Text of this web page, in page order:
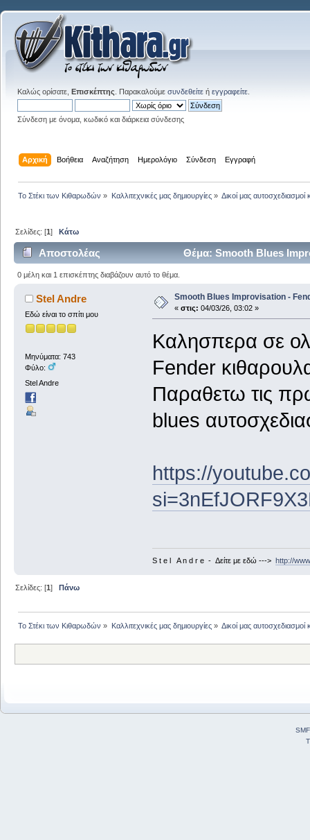
Καλώς ορίσατε, Επισκέπτης . Παρακαλούμε συνδεθείτε ή εγγραφείτε
Σύνδεση με όνομα, κωδικό και διάρκεια σύνδεσης
Αρχική Βοήθεια Αναζήτηση Ημερολόγιο Σύνδεση Εγγραφή
Το Στέκι των Κιθαρωδών » Καλλιτεχνικές μας δημιουργίες» Δικοί μας αυτοσχεδιασμοί
Σελίδες: [1]Κάτω
Αποστολέας Θέμα: Smooth Blues
0 μέλη και 1 επισκέπτης διαβάζουν αυτό το θέμα.
Stel Andre
Εδώ είναι το σπίτι μου
Μηνύματα: 743
Φύλο:
Stel Andre
Smooth Blues Improvisation -
« στις: 04/03/26, 03:02 »
Καλησπερα σε
Fender
Παραθετω τις
blues
https://
S t e l A n d r e - Δείτε με εδώ ---> http://
Σελίδες: [1] Πάνω
Το Στέκι των Κιθαρωδών » Καλλιτεχνικές μας δημιουργίες» Δικοί μας αυτοσχεδιασμοί